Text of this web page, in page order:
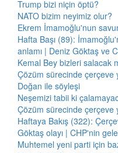
Trump bizi niçin öptü?
NATO bizim neyimiz olur?
Ekrem İmamoğlu'nun
Hafta Başı (89):
anlamı | Deniz Göktaş ve
Kemal Bey bizleri salacak
Çözüm sürecinde çerçeve
Doğan ile söyleşi
Neşemizi tabii ki
Çözüm sürecinde çerçeve
Haftaya Bakış (322):
Göktaş olayı | CHP'nin
Muhtemel yeni parti için